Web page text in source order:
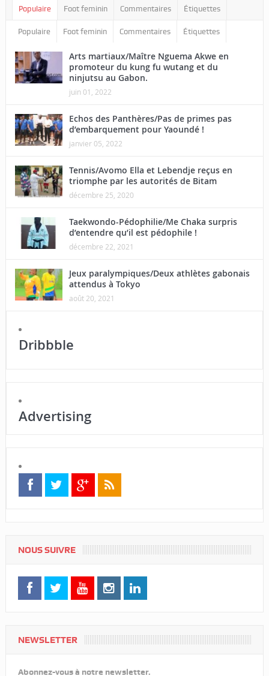
Populaire Foot feminin Commentaires Étiquettes
Populaire Foot feminin Commentaires Étiquettes
Arts martiaux/Maître Nguema Akwe en
promoteur du kung fu wutang et du
ninjutsu au Gabon.
juin 01, 2022
Echos des Panthères/Pas de primes pas
d’embarquement pour Yaoundé !
janvier 05, 2022
Tennis/Avomo Ella et Lebendje reçus en
triomphe par les autorités de Bitam
décembre 25, 2020
Taekwondo-Pédophilie/Me Chaka surpris
d’entendre qu’il est pédophile !
décembre 22, 2021
Jeux paralympiques/Deux athlètes gabonais
attendus à Tokyo
août 20, 2021
Dribbble
Advertising
NOUS SUIVRE
NEWSLETTER
Abonnez-vous à notre newsletter.